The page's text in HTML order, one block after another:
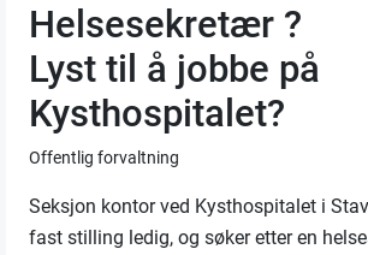
Helsesekretær ?
Lyst til å jobbe på
Kysthospitalet?
Offentlig forvaltning
Seksjon kontor ved Kysthospitalet i
fast stilling ledig, og søker etter en